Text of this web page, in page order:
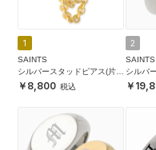
1
SAINTS
シルバースタッドピアス(片耳
用)8,800
2
SAINTS
シルバ